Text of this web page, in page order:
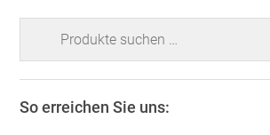
So erreichen Sie uns: